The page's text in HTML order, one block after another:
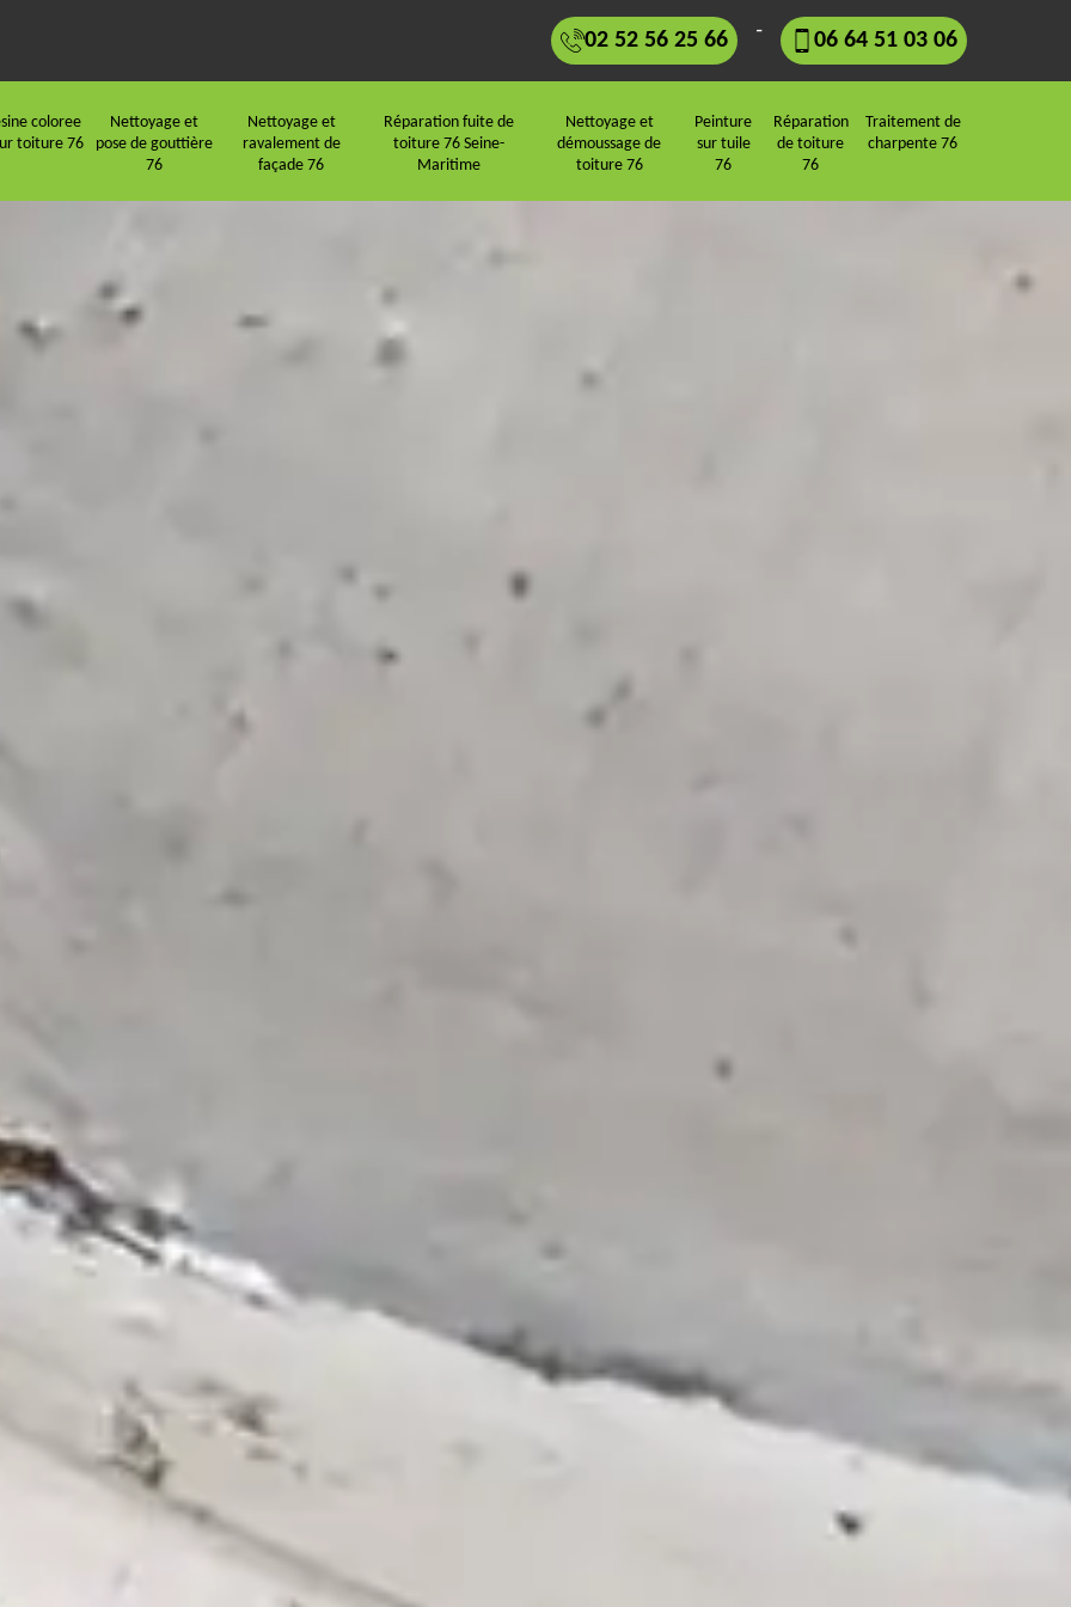
02 52 56 25 66 - 06 64 51 03 06
coloree
toiture 76
Nettoyage et
pose de gouttière
76
Nettoyage et
ravalement de
façade 76
Réparation fuite de
toiture 76 Seine-
Maritime
Nettoyage et
démoussage de
toiture 76
Peinture
sur tuile
76
Réparation
de toiture
76
Traitement de
charpente 76